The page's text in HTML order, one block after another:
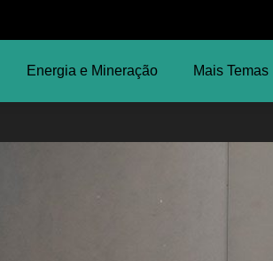
Energia e Mineração Mais Temas